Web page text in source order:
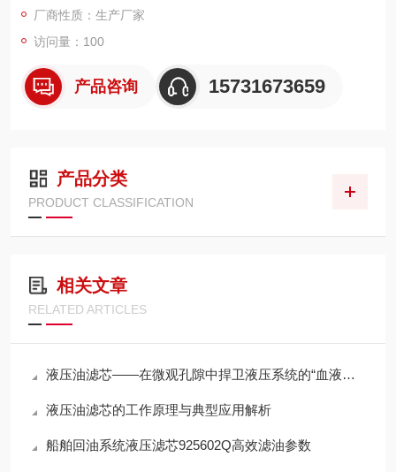
厂商性质：生产厂家
访问量：100
产品咨询 15731673659
产品分类
PRODUCT CLASSIFICATION
相关文章
RELATED ARTICLES
液压油滤芯——在微观孔隙中捍卫液压系统的“血液纯净”
液压油滤芯的工作原理与典型应用解析
船舶回油系统液压滤芯925602Q高效滤油参数